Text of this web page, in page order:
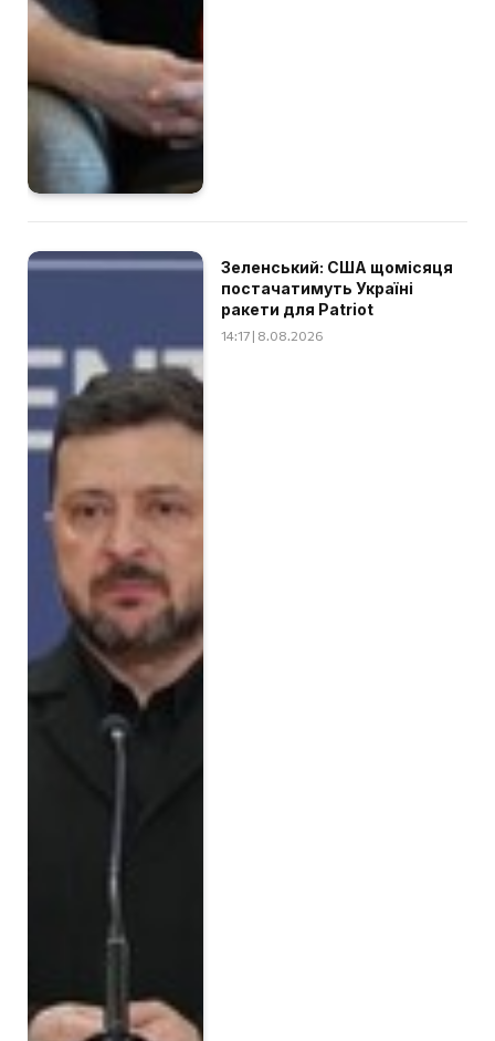
Зеленський: США щомісяця
постачатимуть Україні
ракети для Patriot
14:17 | 8.08.2026